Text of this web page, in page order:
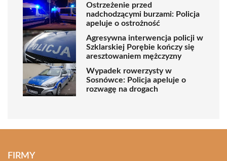
Ostrzeżenie przed
nadchodzącymi burzami: Policja
apeluje o ostrożność
Agresywna interwencja policji w
Szklarskiej Porębie kończy się
aresztowaniem mężczyzny
Wypadek rowerzysty w
Sosnówce: Policja apeluje o
rozwagę na drogach
FIRMY